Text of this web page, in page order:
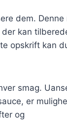
dem. Denne
kan
opskrift kan
smag.
er
og